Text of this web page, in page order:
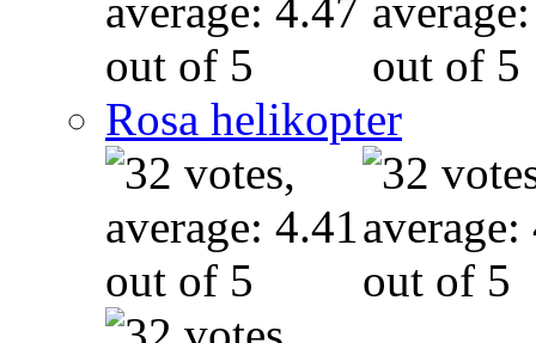
Rosa helikopter